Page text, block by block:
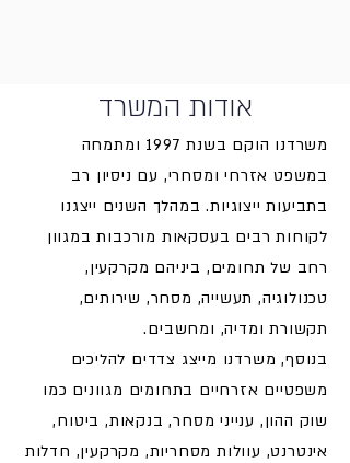
אודות המשרד
משרדנו הוקם בשנת 1997 ומתמחה
במשפט אזרחי ומסחרי, עם ניסיון רב
בתביעות ייצוגיות. במהלך השנים ייצגנו
לקוחות רבים בעסקאות מורכבות במגוון
רחב של תחומים, ביניהם מקרקעין,
טכנולוגיה, תעשייה, מסחר, שירותים,
תקשורת ומדיה, ומחשבים.
בנוסף, משרדנו מייצג צדדים להליכים
משפטיים אזרחיים בתחומים מגוונים כמו
שוק ההון, ענייני מסחר, בנקאות, ביטוח,
אינטרנט, עוולות מסחריות, מקרקעין, חדלות